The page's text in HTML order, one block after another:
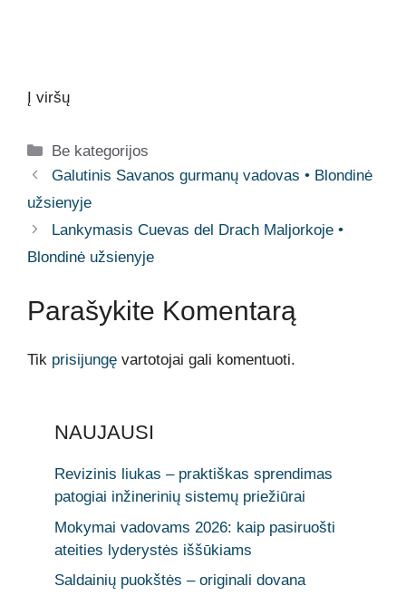
Į viršų
Kategorijos
Be kategorijos
Galutinis Savanos gurmanų vadovas • Blondinė
užsienyje
Lankymasis Cuevas del Drach Maljorkoje •
Blondinė užsienyje
Parašykite Komentarą
Tik prisijungę vartotojai gali komentuoti.
NAUJAUSI
Revizinis liukas – praktiškas sprendimas
patogiai inžinerinių sistemų priežiūrai
Mokymai vadovams 2026: kaip pasiruošti
ateities lyderystės iššūkiams
Saldainių puokštės – originali dovana